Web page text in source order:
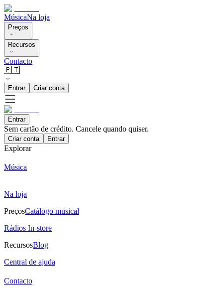
MúsicaNa loja
Preços
Recursos
Contacto
🇵🇹
Entrar Criar conta
Entrar
Sem cartão de crédito. Cancele quando quiser.
Criar conta Entrar
Explorar
Música
Na loja
PreçosCatálogo musical
Rádios In-store
RecursosBlog
Central de ajuda
Contacto